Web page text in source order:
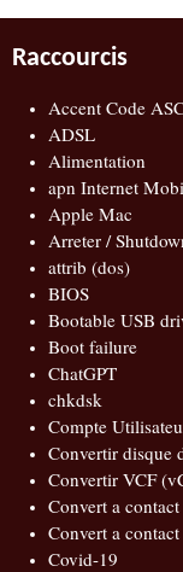
Raccourcis
Accent Code
ADSL
Alimentation
apn Internet
Apple Mac
Arreter /
attrib (dos)
BIOS
Bootable USB
Boot failure
ChatGPT
chkdsk
Compte
Convertir disque
Convertir VCF
Convert a
Convert a
Covid-19